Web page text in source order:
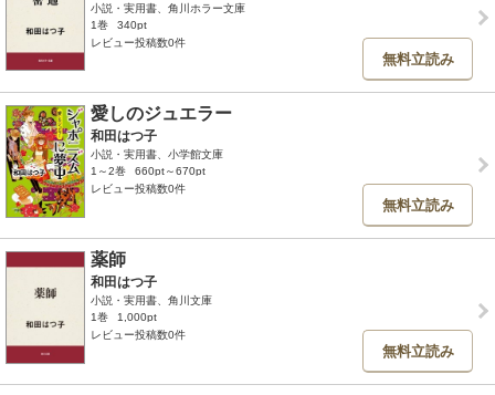
小説・実用書、角川ホラー文庫
1巻
340pt
レビュー投稿数0件
無料立読み
愛しのジュエラー
和田はつ子
小説・実用書、小学館文庫
1～2巻
660pt～670pt
レビュー投稿数0件
無料立読み
薬師
和田はつ子
小説・実用書、角川文庫
1巻
1,000pt
レビュー投稿数0件
無料立読み